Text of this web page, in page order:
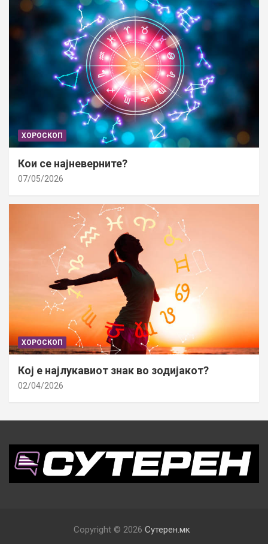
ХОРОСКОП
Кои се најневерните?
07/05/2026
ХОРОСКОП
Кој е најлукавиот знак во зодијакот?
02/04/2026
Copyright © 2026 Сутерен.мк